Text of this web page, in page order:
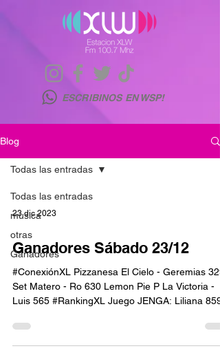
ESCRIBINOS EN WSP!
Blog
Todas las entradas
musica
otras
Ganadores
Todas las entradas
23 dic 2023
Ganadores Sábado 23/12
#ConexiónXL Pizzanesa El Cielo - Geremias 329
Set Matero - Ro 630 Lemon Pie P La Victoria -
Luis 565 #RankingXL Juego JENGA: Liliana